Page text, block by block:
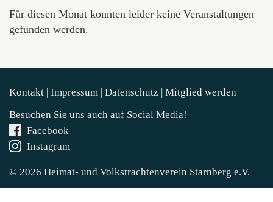
Für diesen Monat konnten leider keine Veranstaltungen
gefunden werden.
Kontakt | Impressum | Datenschutz | Mitglied werden
Besuchen Sie uns auch auf Social Media!
Facebook
Instagram
© 2026 Heimat- und Volkstrachtenverein Starnberg e.V.